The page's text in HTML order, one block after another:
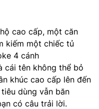
cao cấp, một căn
kiếm một chiếc tủ
4 cánh
cái tên không thể bỏ
khúc cao cấp lên đến
dùng vẫn băn
có câu trải lời.